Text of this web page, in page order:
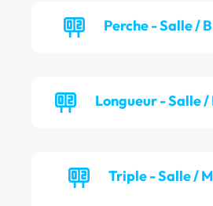
Perche - Salle /
Longueur - Salle /
Triple - Salle /